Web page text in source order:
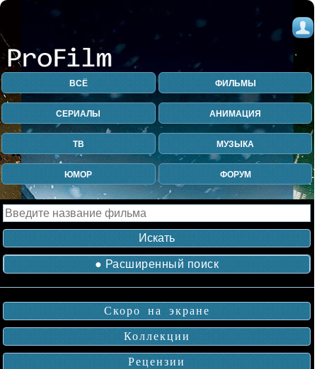
ВСЁ ФИЛЬМЫ
СЕРИАЛЫ АНИМАЦИЯ
ТВ МУЗЫКА
ЮМОР ФОРУМ
● Расширенный поиск
Скоро на экране
Коллекции
Рецензии